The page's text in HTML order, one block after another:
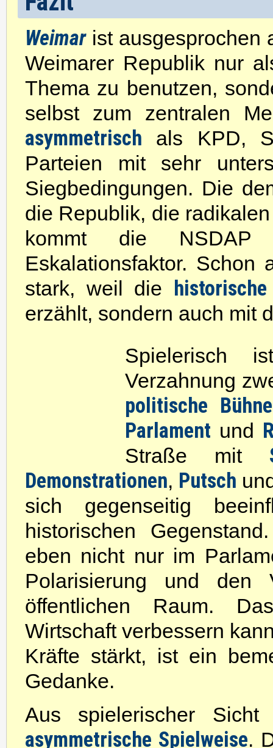
Weimarist ausgesprochen
Weimarer Republik nur
Thema zu benutzen,
selbst zum zentralen
asymmetrisch als KPD,
Parteien mit sehr
Siegbedingungen. Die
die Republik, die
kommt die NSDAP
Eskalationsfaktor. Schon
stark, weil die
erzählt, sondern auch mit
Spielerisch
Verzahnung
politische
Parlament und
Straße mit
Demonstrationen, Putsch
sich gegenseitig
historischen
eben nicht nur im
Polarisierung und den
öffentlichen Raum.
Wirtschaft verbessern
Kräfte stärkt, ist ein
Gedanke.
Aus spielerischer
asymmetrische Spielweise.